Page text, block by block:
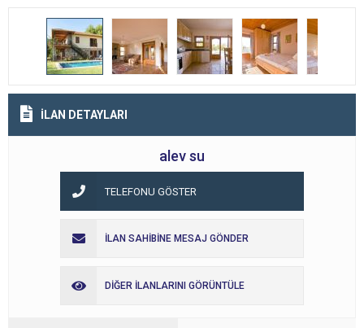
İLAN DETAYLARI
alev su
TELEFONU GÖSTER
İLAN SAHİBİNE MESAJ GÖNDER
DİĞER İLANLARINI GÖRÜNTÜLE